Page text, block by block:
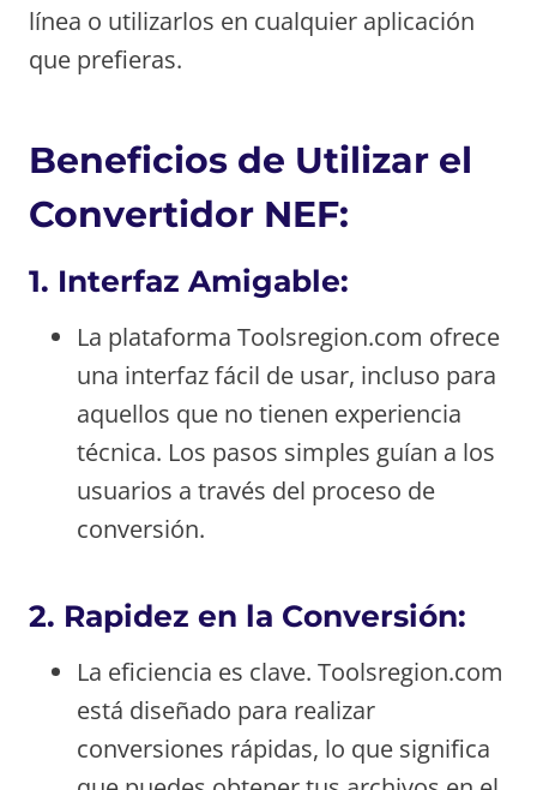
línea o utilizarlos en cualquier aplicación
que prefieras.
Beneficios de Utilizar el
Convertidor NEF:
1. Interfaz Amigable:
La plataforma Toolsregion.com ofrece
una interfaz fácil de usar, incluso para
aquellos que no tienen experiencia
técnica. Los pasos simples guían a los
usuarios a través del proceso de
conversión.
2. Rapidez en la Conversión:
La eficiencia es clave. Toolsregion.com
está diseñado para realizar
conversiones rápidas, lo que significa